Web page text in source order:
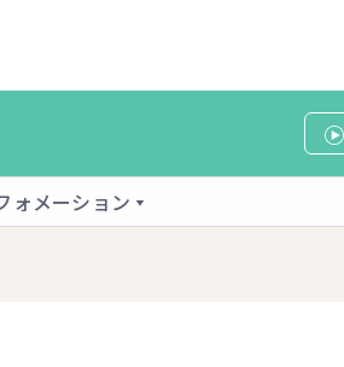
ォメーション